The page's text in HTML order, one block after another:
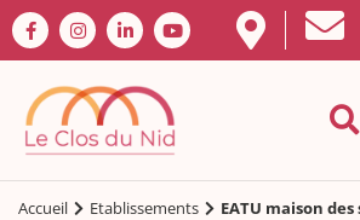
Accueil Etablissements EATU maison